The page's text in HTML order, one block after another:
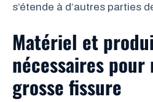
s’étende à d’autres parties
Matériel et
nécessaires
grosse fissure